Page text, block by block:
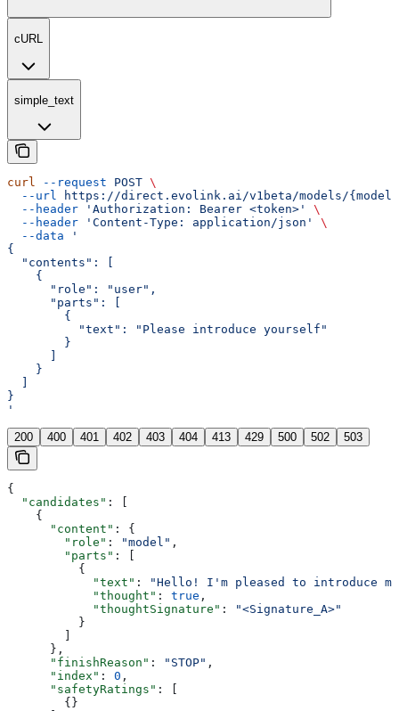
cURL
simple_text
curl --request POST \
  --url
https://direct.evolink.ai/v1beta/models/
  --header
'Authorization: Bearer <token>'
\
  --header
'Content-Type: application/json'
\
  --data
'
{
  "contents": [
    {
      "role": "user",
      "parts": [
        {
          "text": "Please introduce yourself"
        }
    }
}
'
200 400 401 402 403 404 413 429 500 502 503
{
  "candidates"
: [
    {
      "content"
: {
        "role"
: "model" ,
        "parts"
: [
          {
            "text"
:
"Hello! I'm pleased to introduce
            "thought"
: true ,
            "thoughtSignature"
:
"<Signature_A>"
          }
      },
      "finishReason"
: "STOP" ,
      "index"
: 0 ,
      "safetyRatings"
: [
        {}